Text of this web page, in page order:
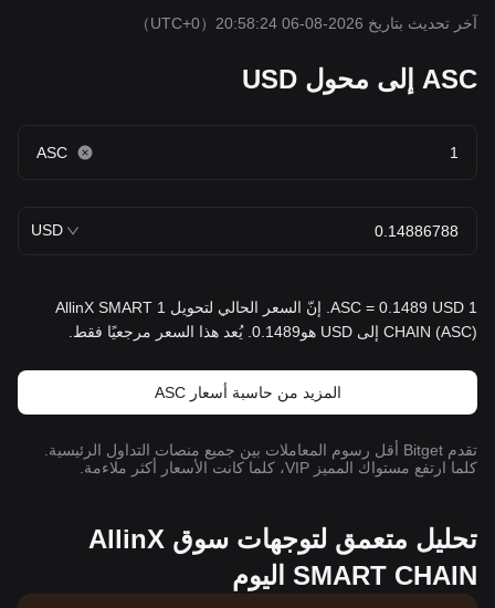
آخر تحديث بتاريخ 2026-08-06 20:58:24 （UTC+0）
ASC إلى محول USD
ASC
USD
1 ASC = 0.1489 USD. إنّ السعر الحالي لتحويل 1 AllinX SMART
CHAIN (ASC) إلى USD هو0.1489. يُعد هذا السعر مرجعيًا فقط.
المزيد من حاسبة أسعار ASC
تقدم Bitget أقل رسوم المعاملات بين جميع منصات التداول الرئيسية.
كلما ارتفع مستواك المميز VIP، كلما كانت الأسعار أكثر ملاءمة.
تحليل متعمق لتوجهات سوق AllinX
SMART CHAIN اليوم